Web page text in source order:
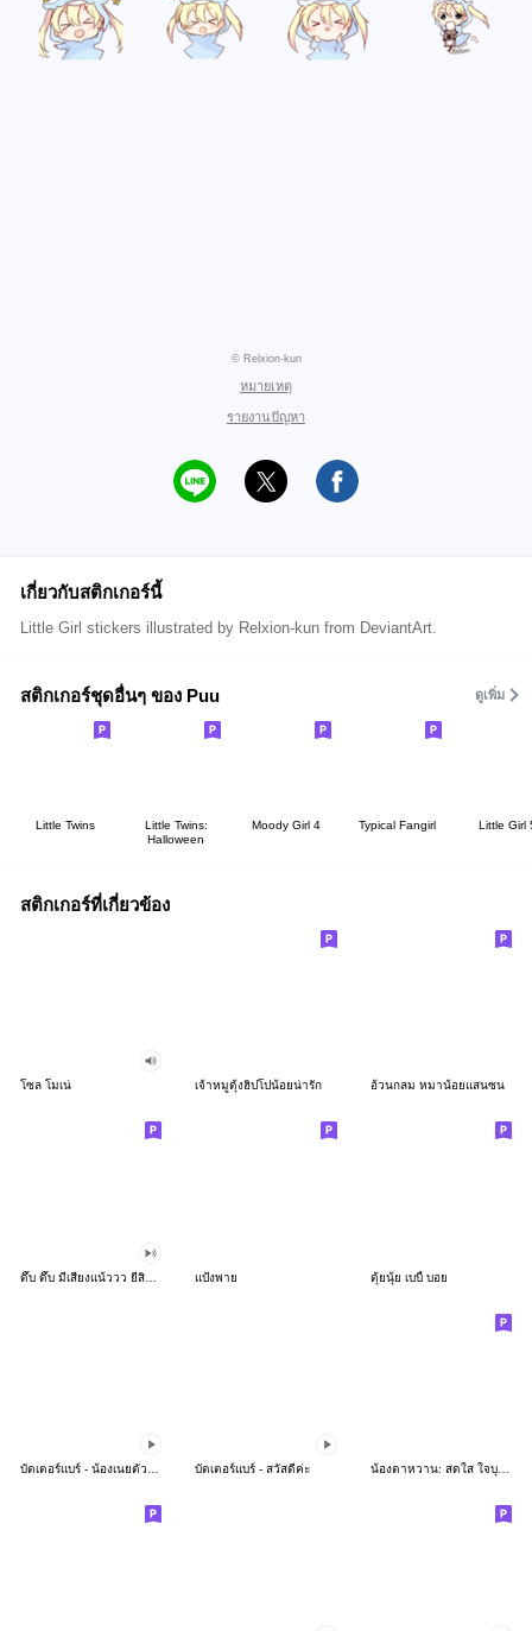
© Relxion-kun
หมายเหตุ
รายงานปัญหา
เกี่ยวกับสติกเกอร์นี้
Little Girl stickers illustrated by Relxion-kun from DeviantArt.
สติกเกอร์ชุดอื่นๆ ของ Puu ดูเพิ่ม
Little Twins
Little Twins:
Halloween
Moody Girl 4 Typical Fangirl Little Girl
สติกเกอร์ที่เกี่ยวข้อง
โซล โมเน่ เจ้าหมูดุ้งฮิปโปน้อยน่ารัก อ้วนกลม หมาน้อยแสนซน
แป้งพาย ตุ้ยนุ้ย เบบี้ บอย
บัตเตอร์แบร์ - สวัสดีค่ะ น้องตาหวาน: สดใส ใจบุญ (สีพาสเทล)